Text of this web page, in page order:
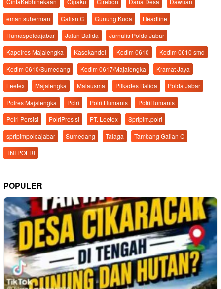
eman suherman
Galian C Gunung Kuda
Headline
Humaspoldajabar
Jalan Balida
Jurnalis Polda Jabar
Kapolres Majalengka
Kasokandel Kodim 0610
Kodim 0610 smd
Kodim 0610/Sumedang
Kodim 0617/Majalengka
Kramat Jaya
Leetex
Majalengka Malausma Pilkades Balida
Polda Jabar
Polres Majalengka
Polri Polri Humanis
PolriHumanis
Polri Persisi
PolriPresisi PT. Leetex
Spripim.polri
spripimpoldajabar
Sumedang Talaga
Tambang Galian C
TNI POLRI
POPULER